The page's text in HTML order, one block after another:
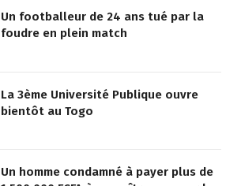
Un footballeur de 24 ans tué par la
foudre en plein match
La 3ème Université Publique ouvre
bientôt au Togo
Un homme condamné à payer plus de